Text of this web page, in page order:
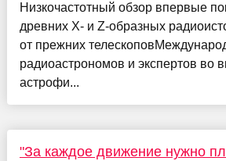
Низкочастотный обзор впервые
древних X- и Z-образных
от прежних
радиоастрономов и экспертов во
астрофи...
"За каждое движение нужно